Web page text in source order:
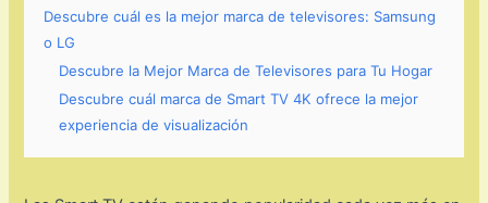
Descubre cuál es la mejor marca de televisores: Samsung
o LG
Descubre la Mejor Marca de Televisores para Tu Hogar
Descubre cuál marca de Smart TV 4K ofrece la mejor
experiencia de visualización